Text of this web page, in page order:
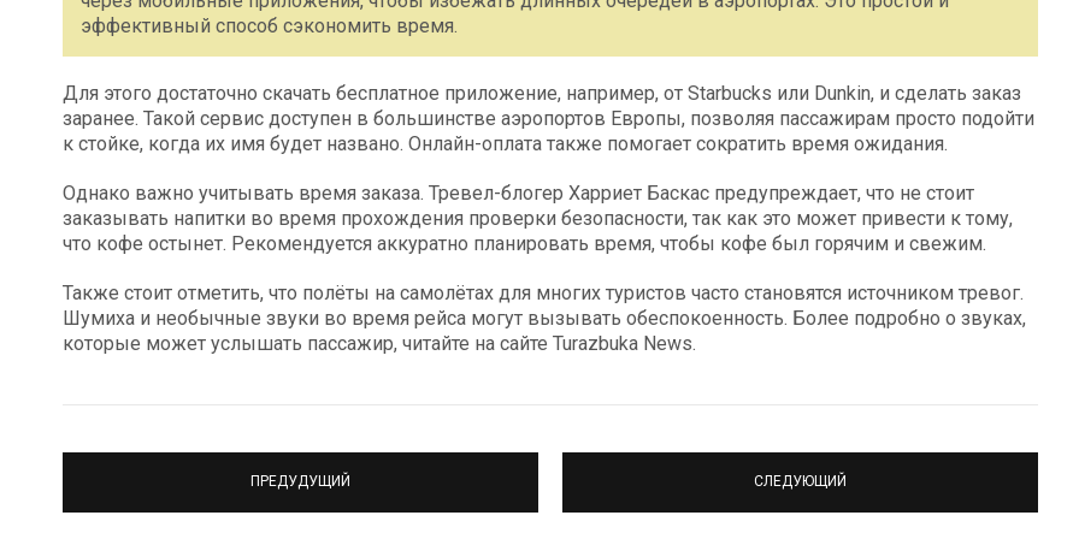
эффективный способ сэкономить время.
Для этого достаточно скачать бесплатное приложение, например, от Starbucks или Dunkin, и сделать заказ
заранее. Такой сервис доступен в большинстве аэропортов Европы, позволяя пассажирам просто подойти
к стойке, когда их имя будет названо. Онлайн-оплата также помогает сократить время ожидания.
Однако важно учитывать время заказа. Тревел-блогер Харриет Баскас предупреждает, что не стоит
заказывать напитки во время прохождения проверки безопасности, так как это может привести к тому,
что кофе остынет. Рекомендуется аккуратно планировать время, чтобы кофе был горячим и свежим.
Также стоит отметить, что полёты на самолётах для многих туристов часто становятся источником тревог.
Шумиха и необычные звуки во время рейса могут вызывать обеспокоенность. Более подробно о звуках,
которые может услышать пассажир, читайте на сайте Turazbuka News.
ПРЕДУДУЩИЙ СЛЕДУЮЩИЙ